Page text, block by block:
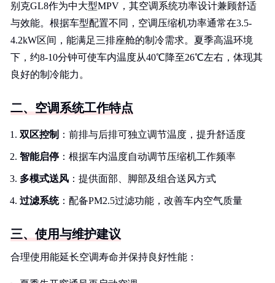
别克GL8作为中大型MPV，其空调系统功率设计兼顾舒适
与效能。根据车型配置不同，空调压缩机功率通常在3.5-
4.2kW区间，能满足三排座舱的制冷需求。夏季高温环境
下，约8-10分钟可使车内温度从40℃降至26℃左右，体现其
良好的制冷能力。
二、空调系统工作特点
双区控制 ：前排与后排可独立调节温度，提升舒适度
智能启停 ：根据车内温度自动调节压缩机工作频率
多模式送风 ：提供面部、脚部及组合送风方式
过滤系统：配备PM2.5过滤功能，改善车内空气质量
三、使用与维护建议
合理使用能延长空调寿命并保持良好性能：